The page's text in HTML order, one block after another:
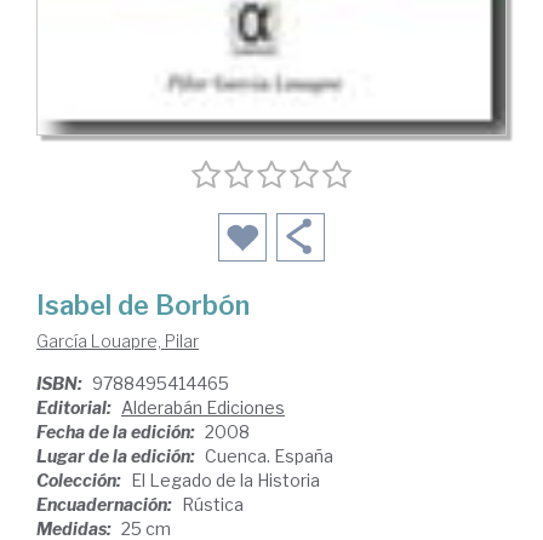
Isabel de Borbón
García Louapre, Pilar
ISBN: 9788495414465
Editorial: Alderabán Ediciones
Fecha de la edición: 2008
Lugar de la edición: Cuenca. España
Colección: El Legado de la Historia
Encuadernación: Rústica
Medidas: 25 cm